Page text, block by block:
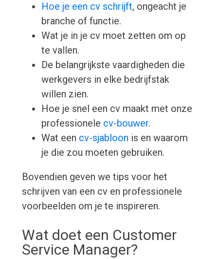
Hoe je een cv schrijft, ongeacht je
branche of functie.
Wat je in je cv moet zetten om op
te vallen.
De belangrijkste vaardigheden die
werkgevers in elke bedrijfstak
willen zien.
Hoe je snel een cv maakt met onze
professionele cv-bouwer.
Wat een cv-sjabloon is en waarom
je die zou moeten gebruiken.
Bovendien geven we tips voor het
schrijven van een cv en professionele
voorbeelden om je te inspireren.
Wat doet een Customer
Service Manager?